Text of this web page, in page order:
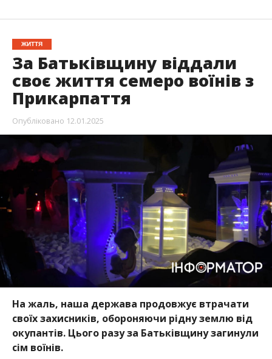
ЖИТТЯ
За Батьківщину віддали
своє життя семеро воїнів з
Прикарпаття
Опубліковано 12.01.2025
На жаль, наша держава продовжує втрачати
своїх захисників, обороняючи рідну землю від
окупантів. Цього разу за Батьківщину загинули
сім воїнів.